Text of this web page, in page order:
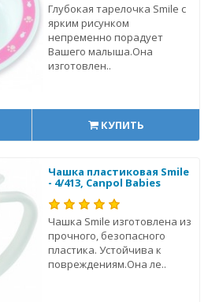
Глубокая тарелочка Smile с
ярким рисунком
непременно порадует
Вашего малыша.Она
изготовлен..
КУПИТЬ
Чашка пластиковая Smile
- 4/413, Canpol Babies
Чашка Smile изготовлена из
прочного, безопасного
пластика. Устойчива к
повреждениям.Она ле..